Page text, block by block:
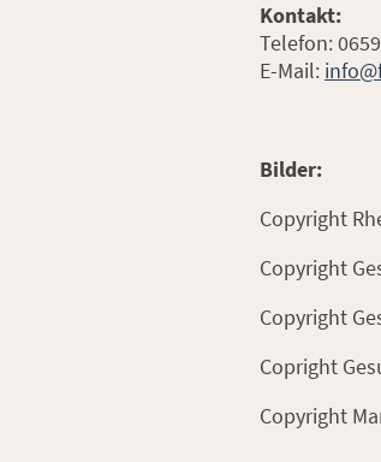
Kontakt:
Telefon:
E-Mail:
Bilder:
Copyright
Copyright
Copyright
Copright
Copyright